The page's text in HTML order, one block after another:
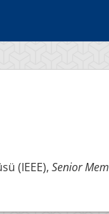
(IEEE), Senior